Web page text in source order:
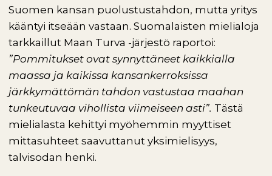
Suomen kansan puolustustahdon, mutta yritys
kääntyi itseään vastaan. Suomalaisten mielialoja
tarkkaillut Maan Turva -järjestö raportoi:
”Pommitukset ovat synnyttäneet kaikkialla
maassa ja kaikissa kansankerroksissa
järkkymättömän tahdon vastustaa maahan
tunkeutuvaa vihollista viimeiseen asti”. Tästä
mielialasta kehittyi myöhemmin myyttiset
mittasuhteet saavuttanut yksimielisyys,
talvisodan henki.